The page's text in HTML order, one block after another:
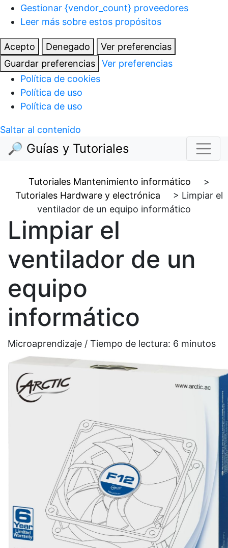
Gestionar {vendor_count} proveedores
Leer más sobre estos propósitos
Acepto Denegado
Ver preferencias
Guardar preferencias
Ver preferencias
Política de cookies
Política de uso
Política de uso
Saltar al contenido
🔎 Guías y Tutoriales
Tutoriales Mantenimiento informático
>
Tutoriales Hardware y electrónica
> Limpiar el
ventilador de un equipo informático
Limpiar el
ventilador de un
equipo
informático
Microaprendizaje / Tiempo de lectura: 6 minutos